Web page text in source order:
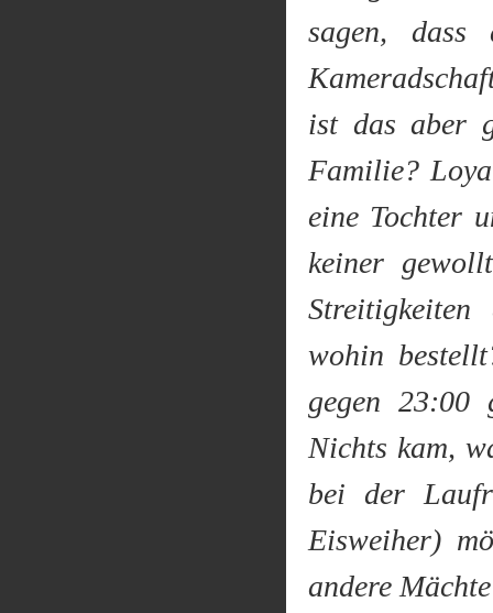
sagen,
ist das aber
Familie?
eine Tochter
keiner
wohin
gegen 23:00
Nichts kam,
bei der
Eisweiher)
andere